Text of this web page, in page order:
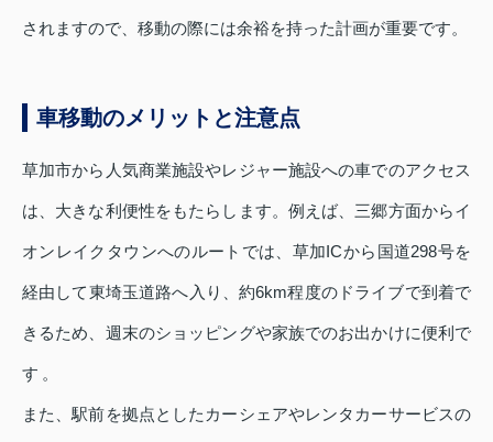
されますので、移動の際には余裕を持った計画が重要です。
車移動のメリットと注意点
草加市から人気商業施設やレジャー施設への車でのアクセス
は、大きな利便性をもたらします。例えば、三郷方面からイ
オンレイクタウンへのルートでは、草加ICから国道298号を
経由して東埼玉道路へ入り、約6km程度のドライブで到着で
きるため、週末のショッピングや家族でのお出かけに便利で
す 。
また、駅前を拠点としたカーシェアやレンタカーサービスの